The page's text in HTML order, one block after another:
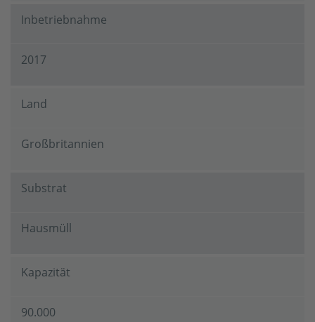
Inbetriebnahme
2017
Land
Großbritannien
Substrat
Hausmüll
Kapazität
90.000